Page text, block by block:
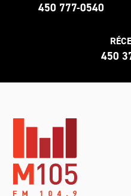
450 777-0540
450